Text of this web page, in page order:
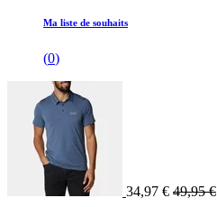
Ma liste de souhaits
(0)
34,97 € 49,95€